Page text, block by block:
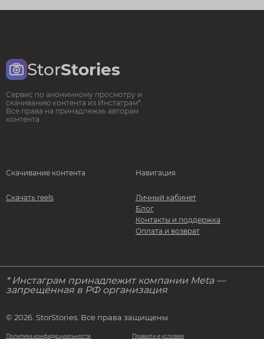
StorStories
Сервис по анонимному просмотру и
скачиванию контента из Инстаграм*.
Все права на принадлежаь авторам
контента.
Скачивание контента
Скачать reels
Навигация
Личный кабинет
Блог
Контакты и поддержка
Оплата и возврат
* Инстаграм принадлежит компании Meta —
запрещённая в РФ организация
© 2026. StorStories. Все права защищены
Политика конфидециальности Правила и условия